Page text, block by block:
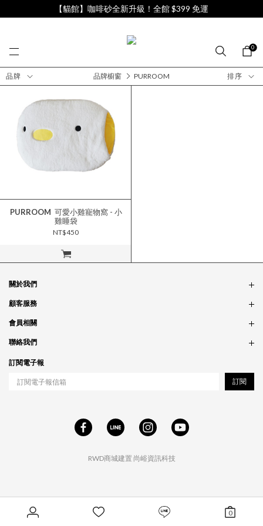
【貓館】咖啡砂全新升級！全館 $399 免運
0
0
品牌 排序
品牌櫥窗 PURROOM
立即購買
PURROOM
雞睡袋
NT$450
RWD商城建置 尚峪資訊科技
關於我們
品牌故事
銷售據點
隱私政策
食品法規
顧客服務
訂單問題
付款問題
配送問題
退貨問題
會員相關
會員制度
紅利制度
聯絡我們
合作相關
工作職缺
訂閱電子報
訂閱